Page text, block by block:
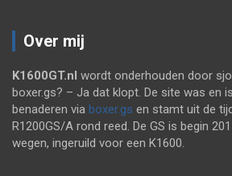
Over mij
K1600GT.nl wordt onderhouden door
boxer.gs? – Ja dat klopt. De site was en
benaderen via boxer.gs en stamt uit de
R1200GS/A rond reed. De GS is begin
wegen, ingeruild voor een K1600.